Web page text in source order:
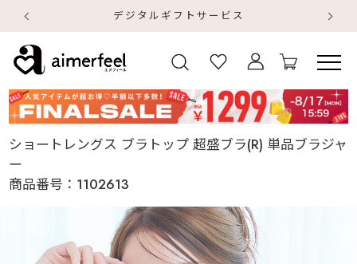
デジタルギフトサービス
ショートレングス ブラトップ 超盛ブラ(R) 単品ブラジャ
ー
商品番号： 1102613